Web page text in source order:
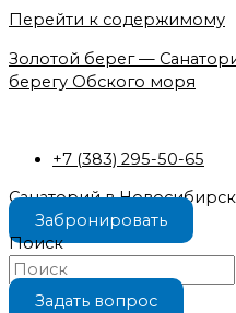
Перейти к содержимому
Золотой берег —
берегу Обского моря
+7 (383) 295-50-65
Санаторий в
Забронировать
Поиск
Задать вопрос